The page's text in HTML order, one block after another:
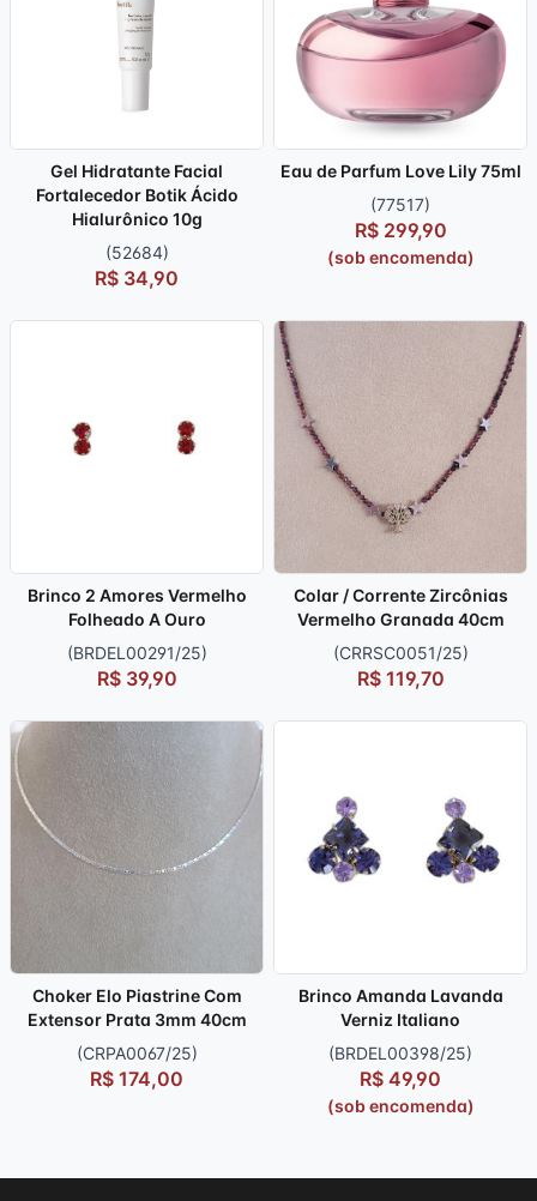
Gel Hidratante Facial
Fortalecedor Botik Ácido
Hialurônico 10g
(52684)
R$ 34,90
Eau de Parfum Love Lily 75ml
(77517)
R$ 299,90
(sob encomenda)
Brinco 2 Amores Vermelho
Folheado A Ouro
(BRDEL00291/25)
R$ 39,90
Colar / Corrente Zircônias
Vermelho Granada 40cm
(CRRSC0051/25)
R$ 119,70
Choker Elo Piastrine Com
Extensor Prata 3mm 40cm
(CRPA0067/25)
R$ 174,00
Brinco Amanda Lavanda
Verniz Italiano
(BRDEL00398/25)
R$ 49,90
(sob encomenda)